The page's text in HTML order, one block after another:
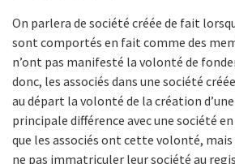
On parlera de société créée de fait
sont comportés en fait comme des
n’ont pas manifesté la volonté de
donc, les associés dans une société
au départ la volonté de la création
principale différence avec une société
que les associés ont cette volonté,
ne pas immatriculer leur société au